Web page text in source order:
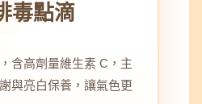
毒點滴
含高劑量維生素 C，主
與亮白保養，讓氣色更